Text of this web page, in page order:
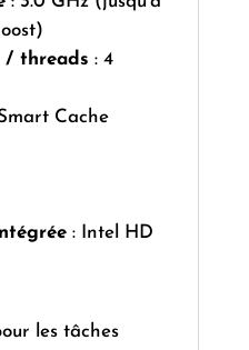
/ threads : 4
Cache
: Intel HD
les tâches